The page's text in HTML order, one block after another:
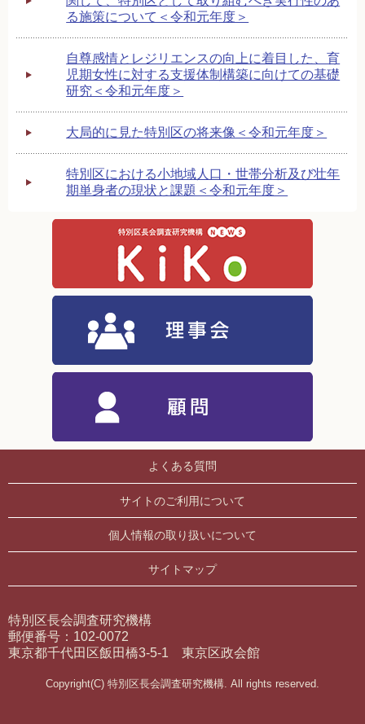
る施策について＜令和元年度＞
自尊感情とレジリエンスの向上に着目した、育
児期女性に対する支援体制構築に向けての基礎
研究＜令和元年度＞
大局的に見た特別区の将来像＜令和元年度＞
特別区における小地域人口・世帯分析及び壮年
期単身者の現状と課題＜令和元年度＞
よくある質問
サイトのご利用について
個人情報の取り扱いについて
サイトマップ
特別区長会調査研究機構
郵便番号：102-0072
東京都千代田区飯田橋3-5-1 東京区政会館
Copyright(C) 特別区長会調査研究機構. All rights reserved.